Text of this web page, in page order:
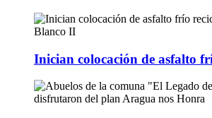
Inician colocación de asfalto